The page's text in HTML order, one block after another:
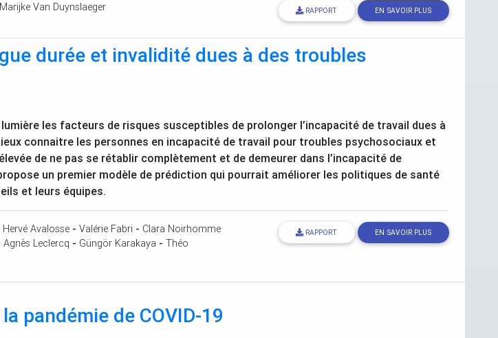
Marijke Van Duynslaeger RAPPORT EN SAVOIR PLUS
durée et invalidité dues à des troubles
les facteurs de risques susceptibles de prolonger l’incapacité de travail dues à
connaitre les personnes en incapacité de travail pour troubles psychosociaux et
de ne pas se rétablir complètement et de demeurer dans l’incapacité de
un premier modèle de prédiction qui pourrait améliorer les politiques de santé
et leurs équipes.
Hervé Avalosse - Valérie Fabri - Clara Noirhomme
Agnès Leclercq - Güngör Karakaya - Théo
RAPPORT EN SAVOIR PLUS
pandémie de COVID-19